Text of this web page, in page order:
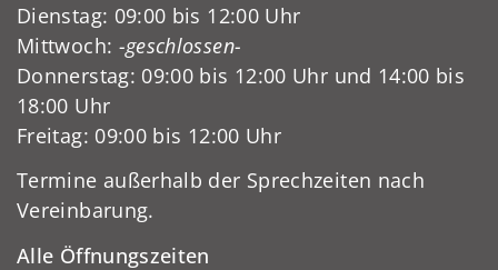
Dienstag: 09:00 bis 12:00 Uhr
Mittwoch: -geschlossen-
Donnerstag: 09:00 bis 12:00 Uhr und 14:00 bis
18:00 Uhr
Freitag: 09:00 bis 12:00 Uhr
Termine außerhalb der Sprechzeiten nach
Vereinbarung.
Alle Öffnungszeiten